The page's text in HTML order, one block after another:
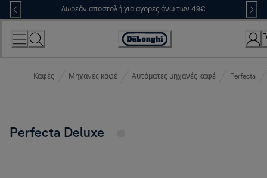
Skip
to
Content
Δωρεάν αποστολή για αγορές άνω των 49€
Accessibility
Καφές Μηχανές καφέ Αυτόματες μηχανές καφέ Perfecta
Perfecta Deluxe